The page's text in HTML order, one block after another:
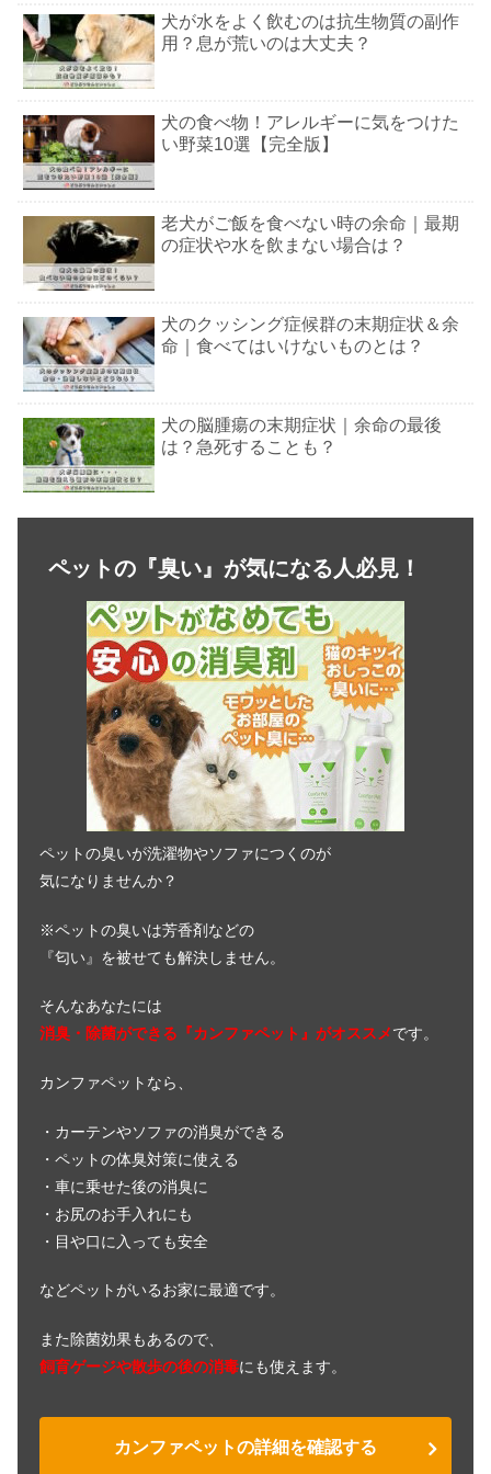
犬が水をよく飲むのは抗生物質の副作
用？息が荒いのは大丈夫？
犬の食べ物！アレルギーに気をつけた
い野菜10選【完全版】
老犬がご飯を食べない時の余命｜最期
の症状や水を飲まない場合は？
犬のクッシング症候群の末期症状＆余
命｜食べてはいけないものとは？
犬の脳腫瘍の末期症状｜余命の最後
は？急死することも？
犬の脳梗塞｜復活・回復する？寿命や
症状の前兆とは
犬の避妊手術後の対応！気を付けたい
８つのこと
犬がバナナの皮を食べた！農薬の影響
や腸閉塞の可能性は？
犬が誤飲した！症状がでるまでの時間
や対処法を徹底解説
犬の気管虚脱にツボは効く？マッサー
犬の鳴き声がかすれる！これって病気
なの？
犬が脳震盪を起こした！後遺症が残っ
たり死の可能性は？
犬の腹水の末期症状＆余命｜見分け方
や自然に抜けるマッサージは？
犬のゲップが臭い原因は病気！？すぐ
に出来る対処法は？
ペットの『臭い』が気になる人必見！
ペットの臭いが洗濯物やソファにつくのが
気になりませんか？
※ペットの臭いは芳香剤などの
『匂い』を被せても解決しません。
そんなあなたには
消臭・除菌ができる『カンファペット』がオススメです。
カンファペットなら、
・カーテンやソファの消臭ができる
・ペットの体臭対策に使える
・車に乗せた後の消臭に
・お尻のお手入れにも
・目や口に入っても安全
などペットがいるお家に最適です。
また除菌効果もあるので、
飼育ゲージや散歩の後の消毒にも使えます。
カンファペットの詳細を確認する